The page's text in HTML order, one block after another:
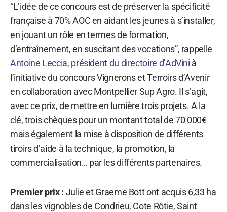
“L’idée de ce concours est de préserver la spécificité
française à 70% AOC en aidant les jeunes à s’installer,
en jouant un rôle en termes de formation,
d’entraînement, en suscitant des vocations”, rappelle
Antoine Leccia, président du directoire d’AdVini à
l’initiative du concours Vignerons et Terroirs d’Avenir
en collaboration avec Montpellier Sup Agro. Il s’agit,
avec ce prix, de mettre en lumière trois projets. A la
clé, trois chèques pour un montant total de 70 000€
mais également la mise à disposition de différents
tiroirs d’aide à la technique, la promotion, la
commercialisation… par les différents partenaires.
Premier prix : Julie et Graeme Bott ont acquis 6,33 ha
dans les vignobles de Condrieu, Cote Rôtie, Saint